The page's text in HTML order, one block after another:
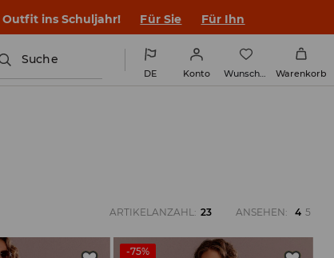
ins Schuljahr! Für Sie Für Ihn
Suche
DE Konto Wunschliste Warenkorb
ARTIKELANZAHL : 23 ANSEHEN: 4 5
-75%